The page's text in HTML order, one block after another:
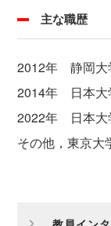
主な職歴
2012年 静岡大
2014年 日本大
2022年 日本大
その他，東京大